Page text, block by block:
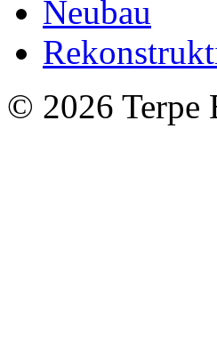
Neubau
© 2026 Terpe